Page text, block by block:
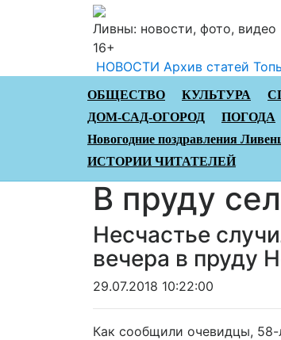
Ливны: новости, фото, видео
16+
НОВОСТИ Архив статей
ОБЩЕСТВО КУЛЬТУРА
ДОМ-САД-ОГОРОД
ПОГОДА
Новогодние поздравления
ИСТОРИИ ЧИТАТЕЛЕЙ
В пруду
Несчастье
вечера в пруду
29.07.2018 10:22:00
Как сообщили очевидцы,